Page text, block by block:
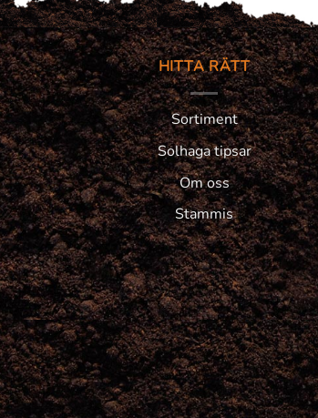
HITTA RÄTT
Sortiment
Solhaga tipsar
Om oss
Stammis